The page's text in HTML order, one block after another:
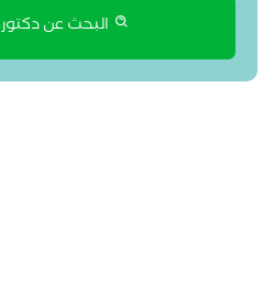
البحث عن دكتور